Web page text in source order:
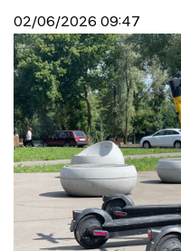
02/06/2026 09:47